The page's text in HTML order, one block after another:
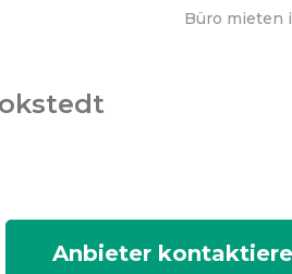
Büro mieten
Anbieter